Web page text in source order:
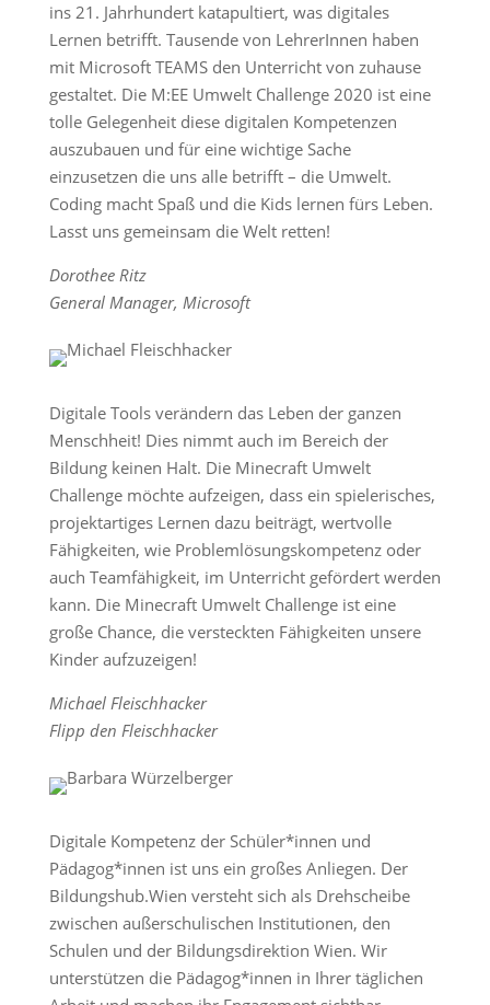
ins 21. Jahrhundert katapultiert, was digitales
Lernen betrifft. Tausende von LehrerInnen haben
mit Microsoft TEAMS den Unterricht von zuhause
gestaltet. Die M:EE Umwelt Challenge 2020 ist eine
tolle Gelegenheit diese digitalen Kompetenzen
auszubauen und für eine wichtige Sache
einzusetzen die uns alle betrifft – die Umwelt.
Coding macht Spaß und die Kids lernen fürs Leben.
Lasst uns gemeinsam die Welt retten!
Dorothee Ritz
General Manager, Microsoft
Digitale Tools verändern das Leben der ganzen
Menschheit! Dies nimmt auch im Bereich der
Bildung keinen Halt. Die Minecraft Umwelt
Challenge möchte aufzeigen, dass ein spielerisches,
projektartiges Lernen dazu beiträgt, wertvolle
Fähigkeiten, wie Problemlösungskompetenz oder
auch Teamfähigkeit, im Unterricht gefördert werden
kann. Die Minecraft Umwelt Challenge ist eine
große Chance, die versteckten Fähigkeiten unsere
Kinder aufzuzeigen!
Michael Fleischhacker
Flipp den Fleischhacker
Digitale Kompetenz der Schüler*innen und
Pädagog*innen ist uns ein großes Anliegen. Der
Bildungshub.Wien versteht sich als Drehscheibe
zwischen außerschulischen Institutionen, den
Schulen und der Bildungsdirektion Wien. Wir
unterstützen die Pädagog*innen in Ihrer täglichen